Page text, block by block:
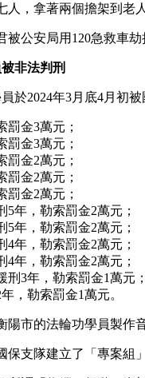
人，拿著兩個擔架到
被公安局用120急救車劫
非法判刑
於2024年3月底4月初
罰金3萬元；
罰金3萬元；
罰金2萬元；
罰金2萬元；
罰金2萬元；
年，勒索罰金2萬元；
5年，勒索罰金2萬元；
年，勒索罰金2萬元；
4年，勒索罰金2萬元；
3年，勒索罰金1萬元；
，勒索罰金1萬元。
陽市的法輪功學員製作
保支隊建立了「專案組